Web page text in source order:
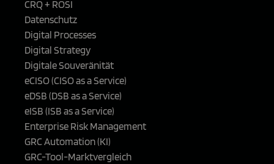
CRQ + ROSI
Datenschutz
Digital Processes
Digital Strategy
Digitale Souveränität
eCISO (CISO as a Service)
eDSB (DSB as a Service)
eISB (ISB as a Service)
Enterprise Risk Management
GRC Automation (KI)
GRC-Tool-Marktvergleich